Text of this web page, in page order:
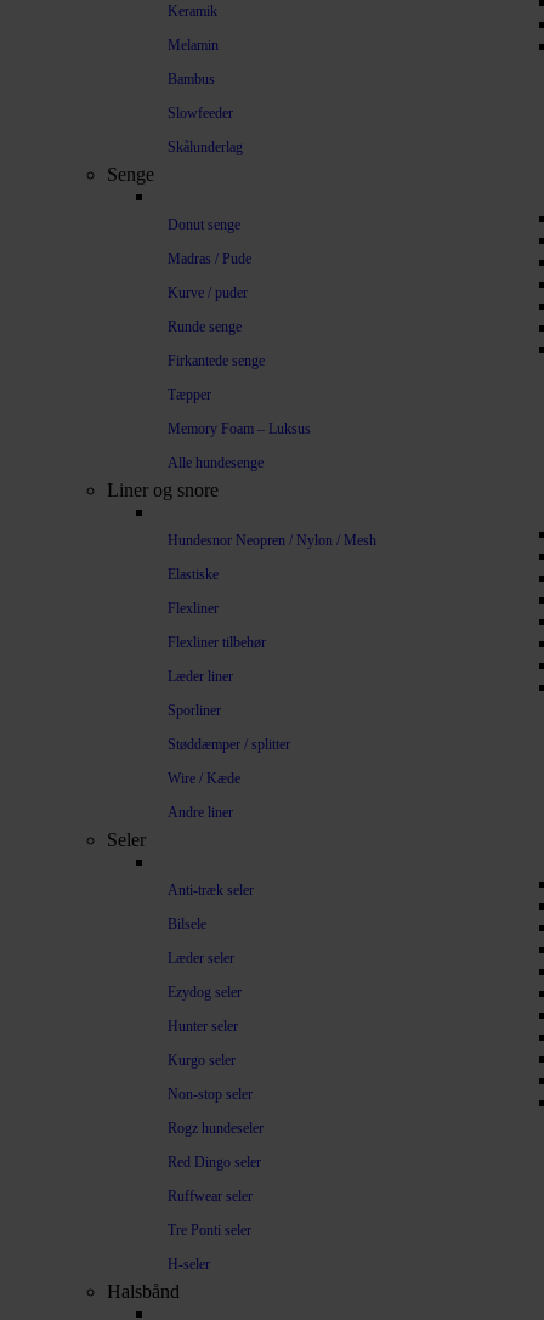
Keramik
Melamin
Bambus
Slowfeeder
Skålunderlag
Senge
Donut senge
Madras / Pude
Kurve / puder
Runde senge
Firkantede senge
Tæpper
Memory Foam – Luksus
Alle hundesenge
Liner og snore
Hundesnor Neopren / Nylon / Mesh
Elastiske
Flexliner
Flexliner tilbehør
Læder liner
Sporliner
Støddæmper / splitter
Wire / Kæde
Andre liner
Seler
Anti-træk seler
Bilsele
Læder seler
Ezydog seler
Hunter seler
Kurgo seler
Non-stop seler
Rogz hundeseler
Red Dingo seler
Ruffwear seler
Tre Ponti seler
H-seler
Halsbånd